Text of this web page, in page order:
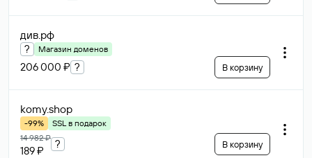
див.рф
? Магазин доменов
206 000 ₽ ? В корзину
komy.shop
-99%
SSL в подарок
14 982 ₽
189 ₽
? В корзину